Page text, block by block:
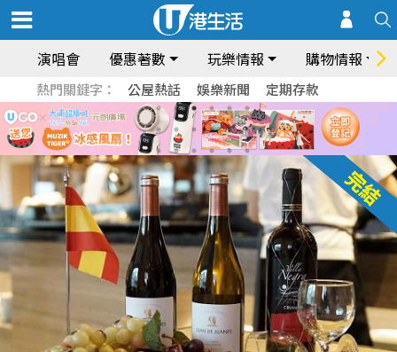
演唱會 優惠著數 玩樂情報 購物情報
熱門關鍵字： 公屋熱話 娛樂新聞 定期存款